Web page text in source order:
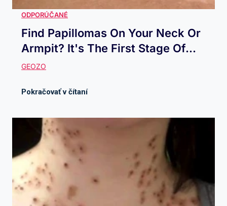
Find Papillomas On Your Neck Or
Armpit? It's The First Stage Of...